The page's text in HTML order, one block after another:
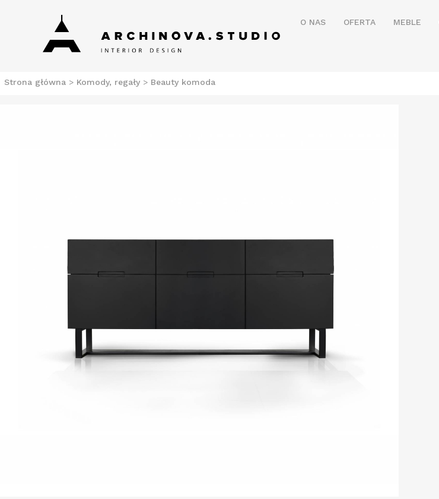
Archinova Studio
Salon meblowy Szczecin. Meble nowoczesne. O NAS OFERTA MEBLE
Strona główna > Komody, regały > Beauty komoda